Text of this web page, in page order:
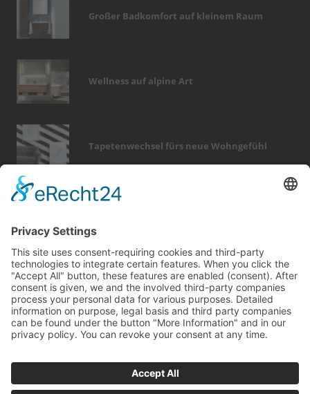
Großer Badkomfort auf kleinem Raum
Wellness auf alpine Art
Tapetenwechsel fürs neue Wohngefühl
entfeuchtung garten modernisieren
wellness
förderung
fenster photovoltaik
zaun
finanzierung
dach sicherheit
fotovoltaik
wintergarten
smart home küche
kamin